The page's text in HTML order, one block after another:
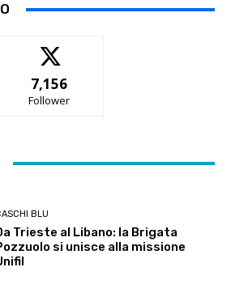
7,156
Follower
BLU
Trieste al Libano: la Brigata
si unisce alla missione